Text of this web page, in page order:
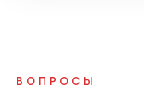
ВОПРОСЫ